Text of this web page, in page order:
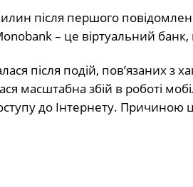
після першого
– це віртуальний
після подій, пов’язаних з
масштабна збій в роботі
до Інтернету. Причиною